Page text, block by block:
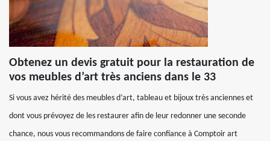
Obtenez un devis gratuit pour la restauration de
vos meubles d’art très anciens dans le 33
Si vous avez hérité des meubles d’art, tableau et bijoux très anciennes et
dont vous prévoyez de les restaurer afin de leur redonner une seconde
chance, nous vous recommandons de faire confiance à Comptoir art